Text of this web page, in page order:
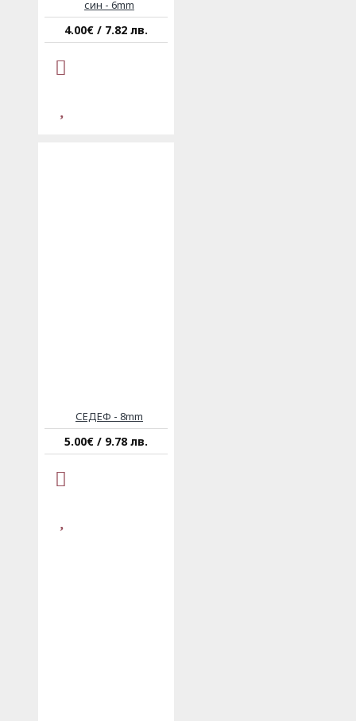
син - 6mm
4.00€ / 7.82 лв.
СЕДЕФ - 8mm
5.00€ / 9.78 лв.